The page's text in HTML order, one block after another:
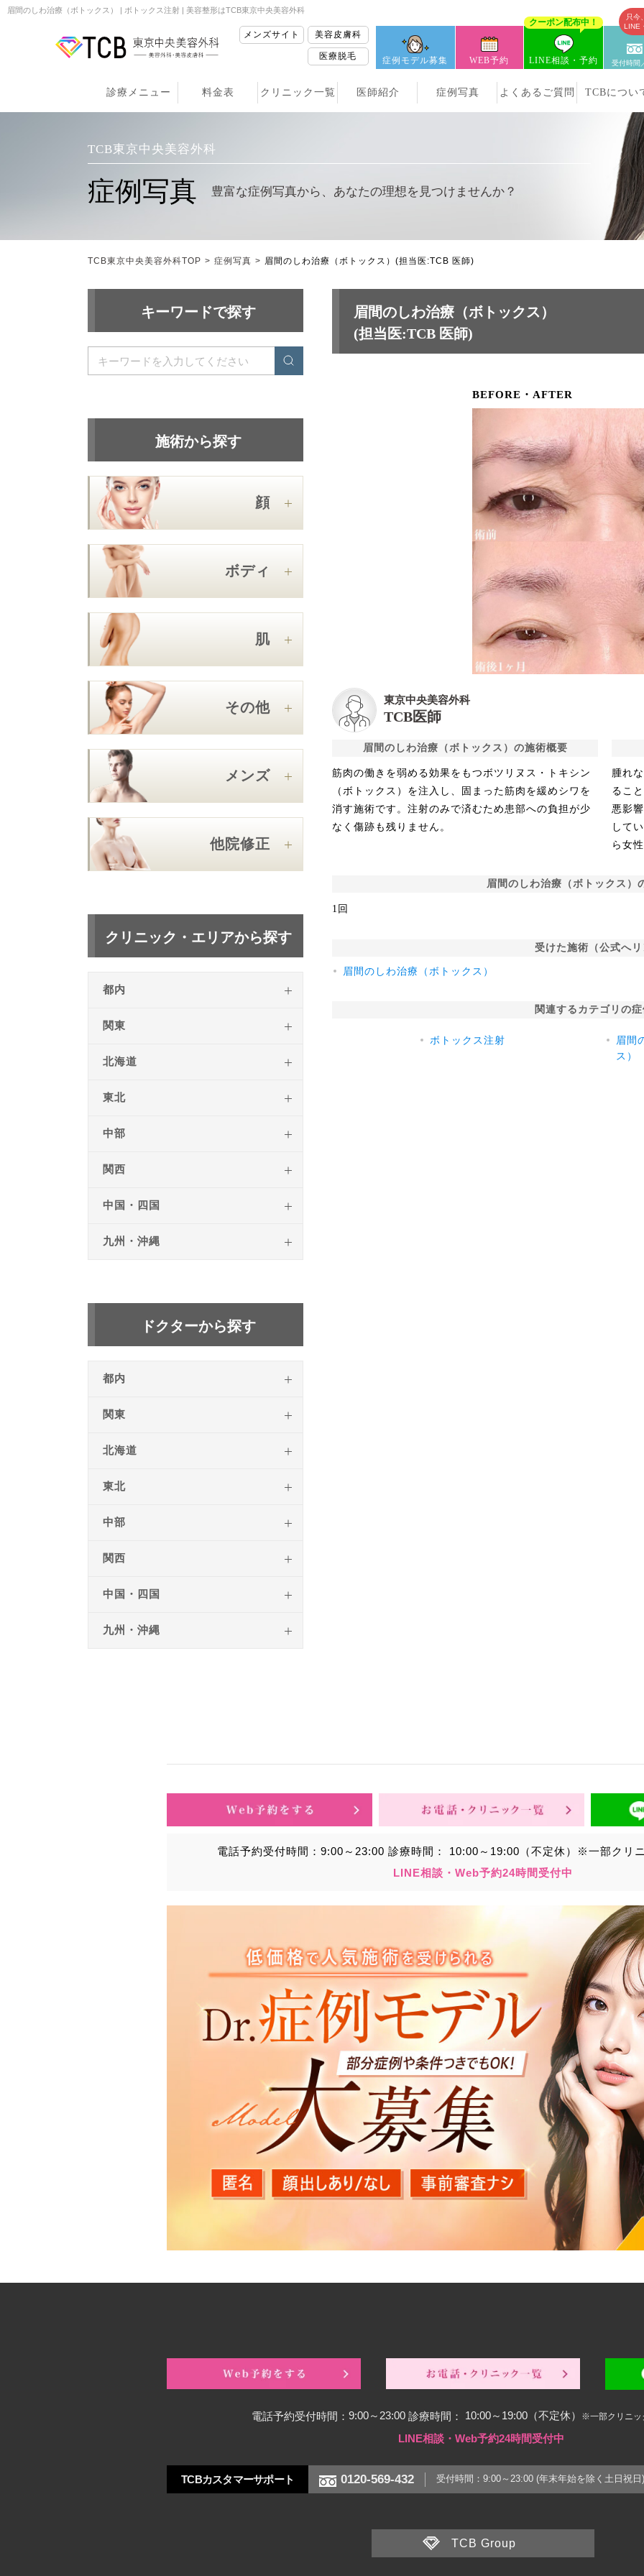
眉間のしわ治療（ボトックス） | ボトックス注射 | 美容整形はTCB東京中央美容外科
メンズサイト 美容皮膚科
医療脱毛 症例モデル募集 WEB予約
クーポン配布中！
LINE相談・予約
只今
LINE
受付時間
診療メニュー 料金表 クリニック一覧 医師紹介 症例写真 よくあるご質問 TCBについ
TCB東京中央美容外科
症例写真 豊富な症例写真から、 あなたの理想を見つけませんか？
TCB東京中央美容外科TOP > 症例写真 > 眉間のしわ治療（ボトックス） (担当医:TCB 医師)
キーワードで探す
施術から探す
顔
ボディ
肌
その他
メンズ
他院修正
クリニック・エリアから探す
都内
関東
北海道
東北
中部
関西
中国・四国
九州・沖縄
ドクターから探す
都内
関東
北海道
東北
中部
関西
中国・四国
九州・沖縄
眉間のしわ治療（ボトックス）
(担当医:TCB 医師)
BEFORE・AFTER
東京中央美容外科
TCB医師
眉間のしわ治療（ボトックス）の施術概要
筋肉の働きを弱める効果をもつボツリヌス・トキシン
（ボトックス）を注入し、固まった筋肉を緩めシワを
消す施術です。注射のみで済むため患部への負担が少
なく傷跡も残りません。
腫れ
るこ
悪影
して
ら女
眉間のしわ治療（ボトックス）
1回
受けた施術（公式へリ
眉間のしわ治療（ボトックス）
関連するカテゴリの
ボトックス注射
眉間
ス）
電話予約受付時間： 9:00～23:00 診療時間： 10:00～19:00（不定休）
※一部クリ
LINE相談・Web予約24時間受付中
電話予約受付時間： 9:00～23:00 診療時間： 10:00～19:00（不定休） ※一部クリニッ
LINE相談・Web予約24時間受付中
TCBカスタマーサポート 0120-569-432 受付時間：9:00～23:00 (年末年始を除く土日祝日)
TCB Group